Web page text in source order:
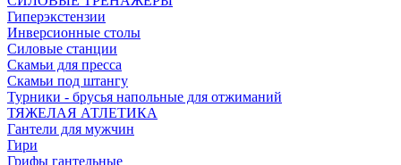
Гиперэкстензии
Инверсионные столы
Силовые станции
Скамьи для пресса
Скамьи под штангу
Турники - брусья напольные для отжиманий
ТЯЖЕЛАЯ АТЛЕТИКА
Гантели для мужчин
Гири
Грифы гантельные